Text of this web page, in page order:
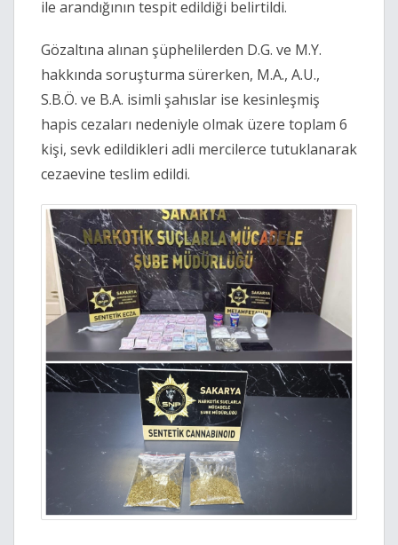
ile arandığının tespit edildiği belirtildi.
Gözaltına alınan şüphelilerden D.G. ve M.Y.
hakkında soruşturma sürerken, M.A., A.U.,
S.B.Ö. ve B.A. isimli şahıslar ise kesinleşmiş
hapis cezaları nedeniyle olmak üzere toplam 6
kişi, sevk edildikleri adli mercilerce tutuklanarak
cezaevine teslim edildi.